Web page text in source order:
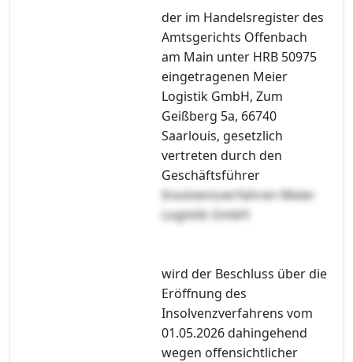
der im Handelsregister des
Amtsgerichts Offenbach
am Main unter HRB 50975
eingetragenen Meier
Logistik GmbH, Zum
Geißberg 5a, 66740
Saarlouis, gesetzlich
vertreten durch den
Geschäftsführer
Insolvenzverfahren Meier
Logistik GmbH
wird der Beschluss über die
Eröffnung des
Insolvenzverfahrens vom
01.05.2026 dahingehend
wegen offensichtlicher